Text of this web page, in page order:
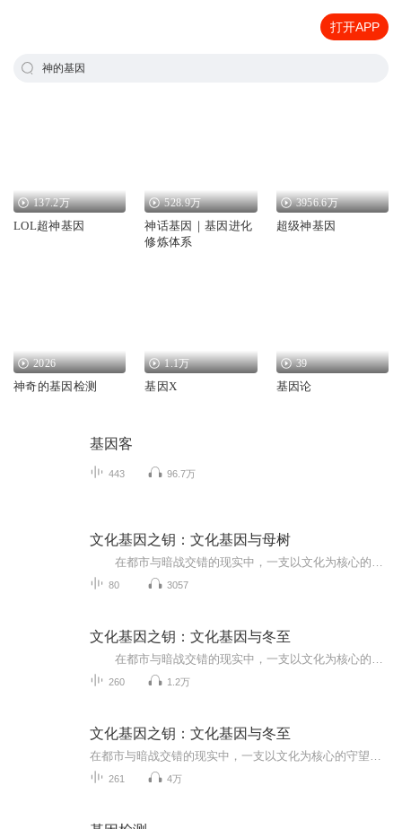
打开APP
神的基因
137.2万
LOL超神基因
528.9万
神话基因｜基因进化
修炼体系
3956.6万
超级神基因
2026
神奇的基因检测
1.1万
基因X
39
基因论
基因客
443 96.7万
文化基因之钥：文化基因与母树
80 3057
文化基因之钥：文化基因与冬至
260 1.2万
文化基因之钥：文化基因与冬至
261 4万